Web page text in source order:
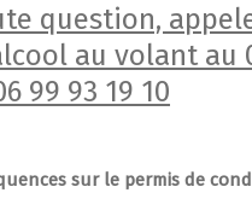
question,
au volant au
99 93 19 10
sur le permis de